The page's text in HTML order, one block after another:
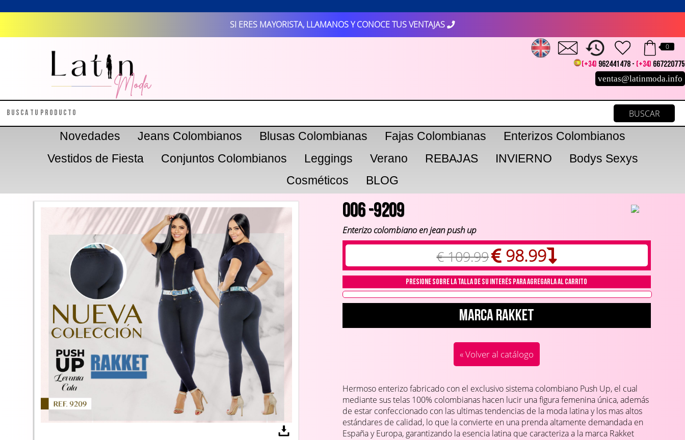
SI ERES MAYORISTA, LLAMANOS Y CONOCE TUS VENTAJAS
0
(+34) 962441478 - (+34) 667220775
ventas@latinmoda.info
Novedades Jeans Colombianos Blusas Colombianas Fajas Colombianas
Enterizos Colombianos
Vestidos de Fiesta
Conjuntos Colombianos Leggings Verano REBAJAS INVIERNO
Bodys Sexys
Cosméticos
BLOG
006 -9209
Enterizo colombiano en jean push up
€ 109.99 98.99
Presione sobre la talla de su interés para agregarla al carrito
Marca Rakket
« Volver al catálogo
Hermoso enterizo fabricado con el exclusivo sistema colombiano Push Up, el cual
mediante sus telas 100% colombianas hacen lucir una figura femenina única, además
de estar confeccionado con las ultimas tendencias de la moda latina y los mas altos
estándares de calidad, lo que la convierte en una prenda altamente demandada en
España y Europa, garantizando la esencia latina que caracteriza a la marca Rakket